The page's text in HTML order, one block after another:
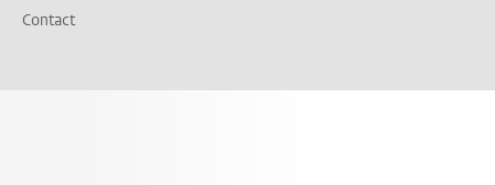
Contact